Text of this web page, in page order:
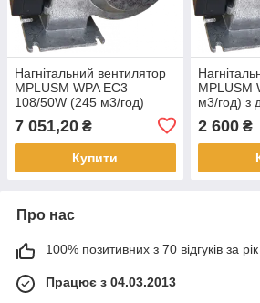
Нагнітальний вентилятор
MPLUSM WPA EC3
108/50W (245 м3/год)
7 051,20 ₴
Купити
MPLUSM
м3/год) з
2 600₴
Про нас
100% позитивних з 70 відгуків за рік
Працює з 04.03.2013